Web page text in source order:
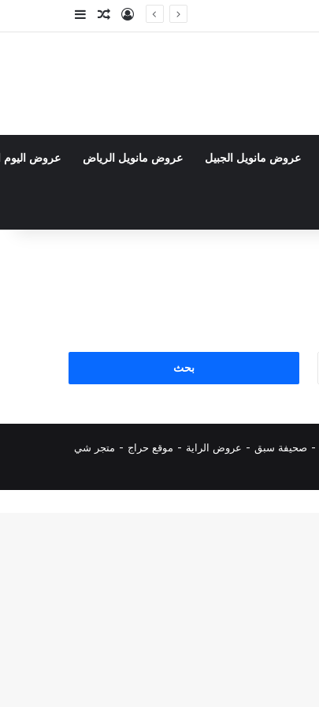
تسجيل الدخول
مقال عشوائي
إضافة عمود
عروض مانويل الجبيل عروض مانويل الرياض عروض اليوم
- صحيفة سبق - عروض الراية - موقع حراج - متجر شي